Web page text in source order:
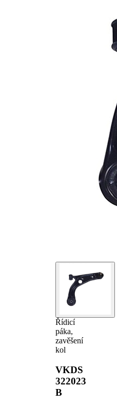
Řídicí
páka,
zavěšení
kol
VKDS
322023
B
doplňkové info
výrobek/info 2